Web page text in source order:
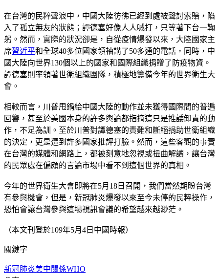
在台灣的民粹聲浪中，中國大陸彷彿已經到處被聲討索賠，陷
入了孤立無友的狀態；譚德塞好像人人喊打，只等著下台一鞠
躬。然而，實際的狀況卻是，自從疫情爆發以來，大陸國家主
席習近平和全球40多位國家領袖講了50多通的電話，同時，中
國大陸向世界130個以上的國家和國際組織捐贈了防疫物資。
譚德塞則率領著世衛組織團隊，積極地籌備今年的世界衛生大
會。
相較而言，川普甩鍋給中國大陸的動作並未獲得國際間的普遍
回響，甚至於美國本身的許多輿論都指摘這只是推諉卸責的動
作，不足為訓。至於川普對譚德塞的責難和斷絕捐助世衛組織
的決定，更是遭到許多國家批評打臉。然而，這些客觀的事實
在台灣的媒體和網路上，都被刻意地忽視或扭曲解讀，讓台灣
的民眾處在偏頗的言論市場中看不到這個世界的真相。
今年的世界衛生大會即將在5月18日召開，我們當然期盼台灣
有參與機會，但是，新冠肺炎爆發以來至今未停的民粹操作，
恐怕會讓台灣參與這場視訊會議的希望越來越渺茫。
（本文刊登於109年5月4日中國時報）
關鍵字
新冠肺炎美中關係WHO